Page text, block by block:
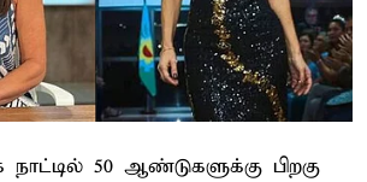
50 ஆண்டுகளுக்கு பிறகு